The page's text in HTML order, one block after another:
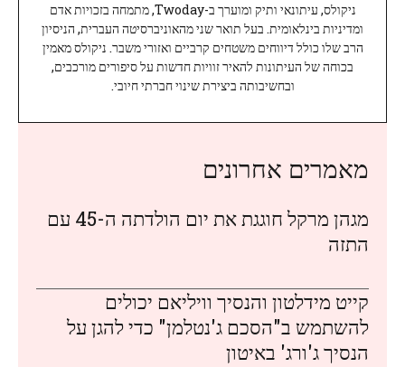
ניקולס, עיתונאי ותיק ומוערך ב-Twoday, מתמחה בזכויות אדם
ומדיניות בינלאומית. בעל תואר שני מהאוניברסיטה העברית, הניסיון
הרב שלו כולל דיווחים משטחים קרביים ואזורי משבר. ניקולס מאמין
בכוחה של העיתונות להאיר זוויות חדשות על סיפורים מורכבים,
ובחשיבותה ביצירת שינוי חברתי חיובי.
מאמרים אחרונים
מגהן מרקל חוגגת את יום הולדתה ה-45 עם
התזה
קייט מידלטון והנסיך וויליאם יכולים
להשתמש ב"הסכם ג'נטלמן" כדי להגן על
הנסיך ג'ורג' באיטון